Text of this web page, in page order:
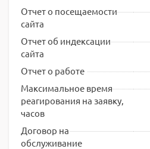
Отчет о посещаемости
сайта
Отчет об индексации
сайта
Отчет о работе
Максимальное время
реагирования на заявку,
часов
Договор на
обслуживание